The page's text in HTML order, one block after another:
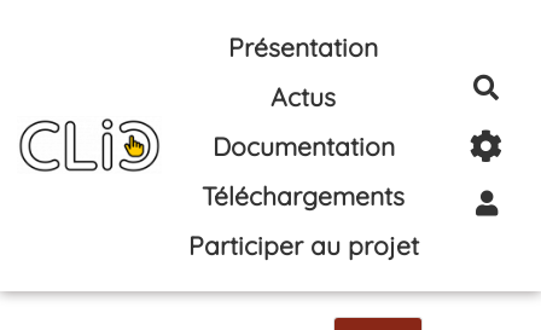
Aller au contenu principal
Présentation
Actus
Documentation
Téléchargements
Participer au projet